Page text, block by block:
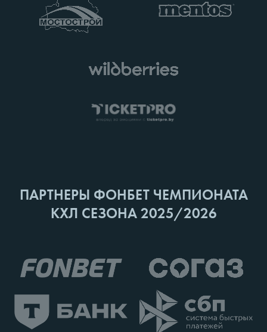
ПАРТНЕРЫ ФОНБЕТ ЧЕМПИОНАТА
КХЛ СЕЗОНА 2025/2026